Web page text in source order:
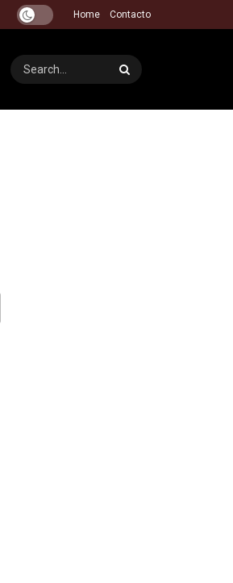
Home Contacto